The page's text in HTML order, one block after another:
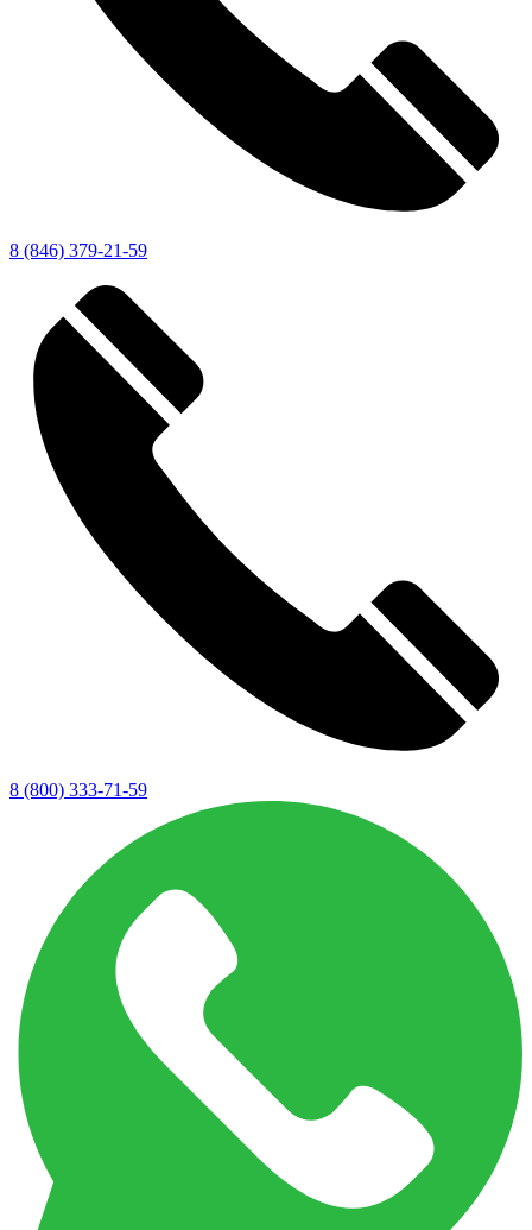
8 (846) 379-21-59
8 (800) 333-71-59